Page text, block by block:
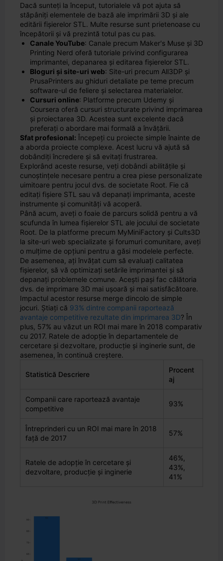
Dacă sunteți la început, tutorialele vă pot ajuta să
stăpâniți elementele de bază ale imprimării 3D și ale
editării fișierelor STL. Multe resurse sunt prietenoase cu
începătorii și vă prezintă totul pas cu pas.
Canale YouTube: Canale precum Maker's Muse și 3D
Printing Nerd oferă tutoriale privind configurarea
imprimantei, depanarea și editarea fișierelor STL.
Bloguri și site-uri web: Site-uri precum All3DP și
PrusaPrinters au ghiduri detaliate pe teme precum
software-ul de feliere și selectarea materialelor.
Cursuri online: Platforme precum Udemy și
Coursera oferă cursuri structurate privind imprimarea
și proiectarea 3D. Acestea sunt excelente dacă
preferați o abordare mai formală a învățării.
Sfat profesional: Începeți cu proiecte simple înainte de
a aborda proiecte complexe. Acest lucru vă ajută să
dobândiți încredere și să evitați frustrarea.
Explorând aceste resurse, veți dobândi abilitățile și
cunoștințele necesare pentru a crea piese personalizate
uimitoare pentru jocul dvs. de societate Root. Fie că
editați fișiere STL sau vă depanați imprimanta, aceste
instrumente și comunități vă acoperă.
Până acum, aveți o foaie de parcurs solidă pentru a vă
scufunda în lumea fișierelor STL ale jocului de societate
Root. De la platforme precum MyMiniFactory și Cults3D
la site-uri web specializate și forumuri comunitare, aveți
o mulțime de opțiuni pentru a găsi modelele perfecte.
De asemenea, ați învățat cum să evaluați calitatea
fișierelor, să vă optimizați setările imprimantei și să
depanați problemele comune. Acești pași fac călătoria
dvs. de imprimare 3D mai ușoară și mai satisfăcătoare.
Impactul acestor resurse merge dincolo de simple
jocuri. Știați că 93% dintre companii raportează
avantaje competitive rezultate din imprimarea 3D? În
plus, 57% au văzut un ROI mai mare în 2018 comparativ
cu 2017. Ratele de adopție în departamentele de
cercetare și dezvoltare, producție și inginerie sunt, de
asemenea, în continuă creștere.
Statistică Descriere
Procent
aj
Companii care raportează avantaje
competitive
93%
Întreprinderi cu un ROI mai mare în 2018
față de 2017
57%
Ratele de adopție în cercetare și
dezvoltare, producție și inginerie
46%,
43%,
41%